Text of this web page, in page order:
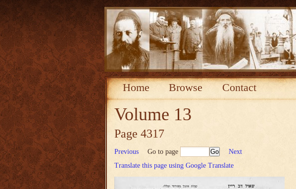
Home Browse Contact
Volume 13
Page 4317
Previous Go to page
Next
Translate this page using Google Translate